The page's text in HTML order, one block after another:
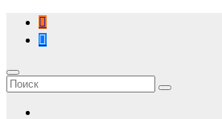
Перейти
содержимому